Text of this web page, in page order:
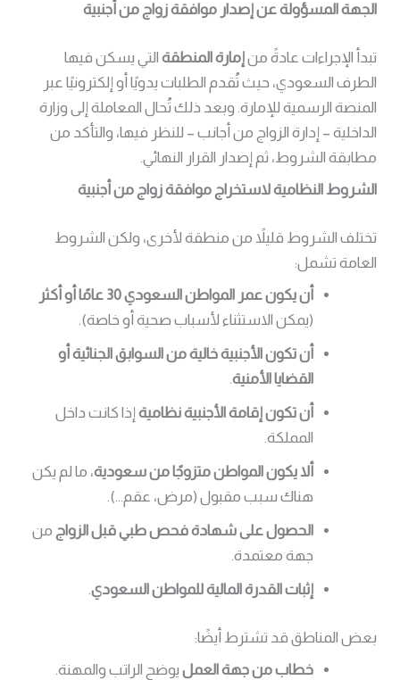
الجهة المسؤولة عن إصدار موافقة زواج من أجنبية
تبدأ الإجراءات عادةً منإمارة المنطقة التي يسكن فيها
الطرف السعودي، حيث تُقدم الطلبات يدويًا أو إلكترونيًا عبر
المنصة الرسمية للإمارة. وبعد ذلك تُحال المعاملة إلى وزارة
الداخلية – إدارة الزواج من أجانب – للنظر فيها، والتأكد من
مطابقة الشروط، ثم إصدار القرار النهائي.
الشروط النظامية لاستخراج موافقة زواج من أجنبية
تختلف الشروط قليلاً من منطقة لأخرى، ولكن الشروط
العامة تشمل:
أن يكون عمر المواطن السعودي 30 عامًا أو أكثر
(يمكن الاستثناء لأسباب صحية أو خاصة).
أن تكون الأجنبية خالية من السوابق الجنائية أو
القضايا الأمنية.
أن تكون إقامة الأجنبية نظامية إذا كانت داخل
المملكة.
ألا يكون المواطن متزوجًا من سعودية، ما لم يكن
هناك سبب مقبول (مرض، عقم…).
الحصول على شهادة فحص طبي قبل الزواج من
جهة معتمدة.
إثبات القدرة المالية للمواطن السعودي.
بعض المناطق قد تشترط أيضًا:
خطاب من جهة العمل يوضح الراتب والمهنة.